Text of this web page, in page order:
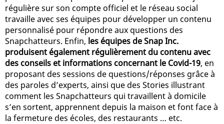
régulière sur son compte officiel et le réseau social
travaille avec ses équipes pour développer un contenu
personnalisé pour répondre aux questions des
Snapchatteurs. Enfin, les équipes de Snap Inc.
produisent également régulièrement du contenu avec
des conseils et informations concernant le Covid-19, en
proposant des sessions de questions/réponses grâce à
des paroles d’experts, ainsi que des Stories illustrant
comment les Snapchatteurs qui travaillent à domicile
s’en sortent, apprennent depuis la maison et font face à
la fermeture des écoles, des restaurants … etc.